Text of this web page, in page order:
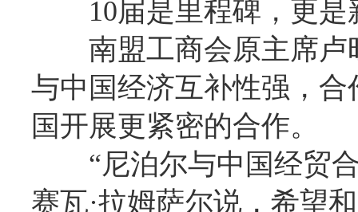
10届是里程碑，更是
南盟工商会原主席卢
与中国经济互补性强，
国开展更紧密的合作。
“尼泊尔与中国经贸
赛瓦·拉姆萨尔说，希望